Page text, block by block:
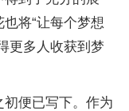
将“让每个梦想
更多人收获到梦
便已写下。作为